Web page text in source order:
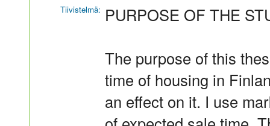
Tiivistelmä: PURPOSE OF THE
The purpose of this
time of housing in
an effect on it. I use